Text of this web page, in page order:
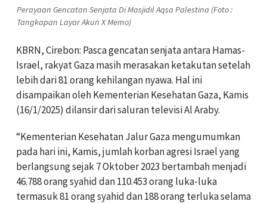
Perayaan Gencatan Senjata Di Masjidil Aqsa Palestina (Foto :
Tangkapan Layar Akun X Memo)
KBRN, Cirebon: Pasca gencatan senjata antara Hamas-
Israel, rakyat Gaza masih merasakan ketakutan setelah
lebih dari 81 orang kehilangan nyawa. Hal ini
disampaikan oleh Kementerian Kesehatan Gaza, Kamis
(16/1/2025) dilansir dari saluran televisi Al Araby.
“Kementerian Kesehatan Jalur Gaza mengumumkan
pada hari ini, Kamis, jumlah korban agresi Israel yang
berlangsung sejak 7 Oktober 2023 bertambah menjadi
46.788 orang syahid dan 110.453 orang luka-luka
termasuk 81 orang syahid dan 188 orang terluka selama